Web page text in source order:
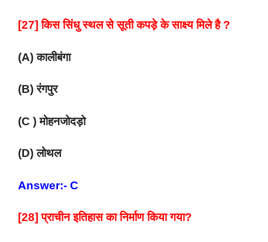
[27] किस सिंधु स्थल से सूती कपड़े के साक्ष्य मिले है ?
(A) कालीबंगा
(B) रंगपुर
(C ) मोहनजोदड़ो
(D) लोथल
Answer:- C
[28] प्राचीन इतिहास का निर्माण किया गया?